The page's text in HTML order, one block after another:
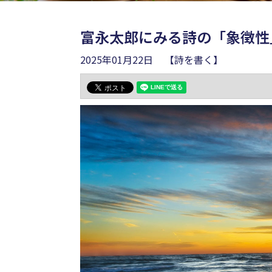
富永太郎にみる詩の「象徴
2025年01月22日 【詩を書く】